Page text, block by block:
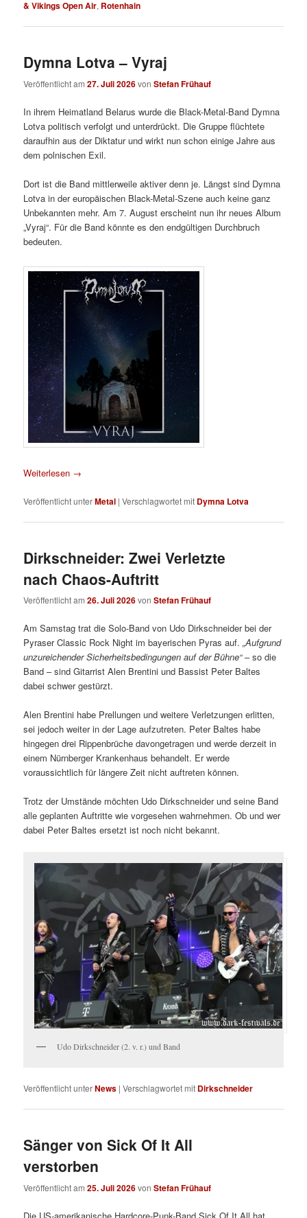
& Vikings Open Air, Rotenhain
Dymna Lotva – Vyraj
Veröffentlicht am27. Juli 2026vonStefan Frühauf
In ihrem Heimatland Belarus wurde die Black-Metal-Band Dymna
Lotva politisch verfolgt und unterdrückt. Die Gruppe flüchtete
daraufhin aus der Diktatur und wirkt nun schon einige Jahre aus
dem polnischen Exil.
Dort ist die Band mittlerweile aktiver denn je. Längst sind Dymna
Lotva in der europäischen Black-Metal-Szene auch keine ganz
Unbekannten mehr. Am 7. August erscheint nun ihr neues Album
„Vyraj“. Für die Band könnte es den endgültigen Durchbruch
bedeuten.
Weiterlesen →
Veröffentlicht unterMetal |Verschlagwortet mit Dymna Lotva
Dirkschneider: Zwei Verletzte
nach Chaos-Auftritt
Veröffentlicht am26. Juli 2026vonStefan Frühauf
Am Samstag trat die Solo-Band von Udo Dirkschneider bei der
Pyraser Classic Rock Night im bayerischen Pyras auf.„Aufgrund
unzureichender Sicherheitsbedingungen auf der Bühne“– so die
Band – sind Gitarrist Alen Brentini und Bassist Peter Baltes
dabei schwer gestürzt.
Alen Brentini habe Prellungen und weitere Verletzungen erlitten,
sei jedoch weiter in der Lage aufzutreten. Peter Baltes habe
hingegen drei Rippenbrüche davongetragen und werde derzeit in
einem Nürnberger Krankenhaus behandelt. Er werde
voraussichtlich für längere Zeit nicht auftreten können.
Trotz der Umstände möchten Udo Dirkschneider und seine Band
alle geplanten Auftritte wie vorgesehen wahrnehmen. Ob und wer
dabei Peter Baltes ersetzt ist noch nicht bekannt.
Udo Dirkschneider (2. v. r.) und Band
Veröffentlicht unterNews |Verschlagwortet mit Dirkschneider
Sänger von Sick Of It All
verstorben
Veröffentlicht am25. Juli 2026vonStefan Frühauf